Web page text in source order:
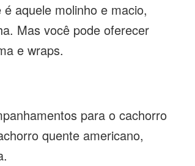
aquele molinho e macio,
Mas você pode oferecer
e wraps.
para o cachorro
quente americano,